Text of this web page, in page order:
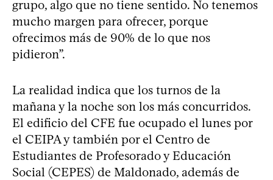
grupo, algo que no tiene sentido. No tenemos
mucho margen para ofrecer, porque
ofrecimos más de 90% de lo que nos
pidieron”.
La realidad indica que los turnos de la
mañana y la noche son los más concurridos.
El edificio del CFE fue ocupado el lunes por
el CEIPA y también por el Centro de
Estudiantes de Profesorado y Educación
Social (CEPES) de Maldonado, además de